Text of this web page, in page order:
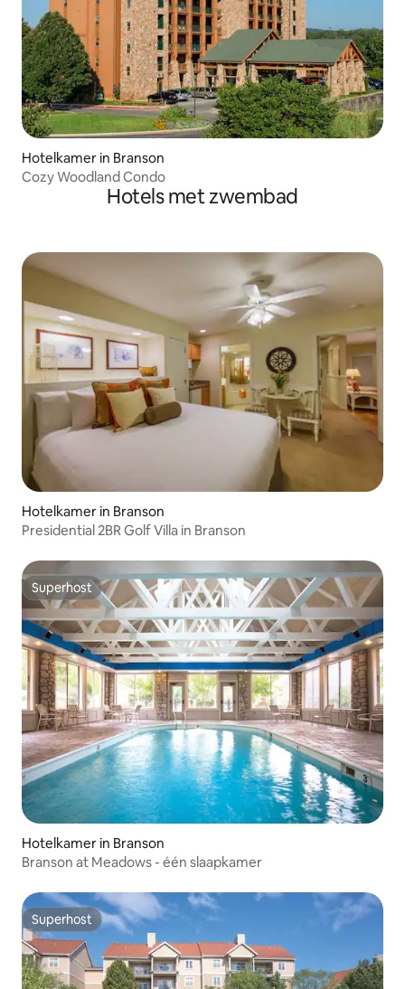
Hotelkamer in Branson
Cozy Woodland Condo
Hotels met zwembad
Hotelkamer in Branson
Presidential 2BR Golf Villa in Branson
Superhost
Superhost
Hotelkamer in Branson
Branson at Meadows - één slaapkamer
Superhost
Superhost